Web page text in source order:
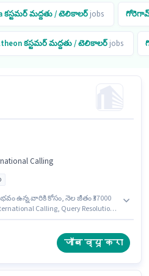
కస్టమర్ మద్దతు / టెలికాలర్ jobs గోరెగావ్
కస్టమర్ మద్దతు / టెలికాలర్ jobs
Calling
ఉన్న వారికి కోసం, నెల జీతం ₹37000
Calling, Query Resolution
డిగ్రీ/సర్టిఫికెట్ కలిగి ఉండాలి. ఈ ఉద్యోగం
जॉब व्यू करा